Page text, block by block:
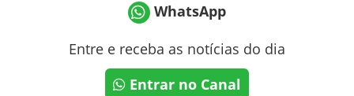
WhatsApp
Entre e receba as notícias do dia
Entrar no Canal